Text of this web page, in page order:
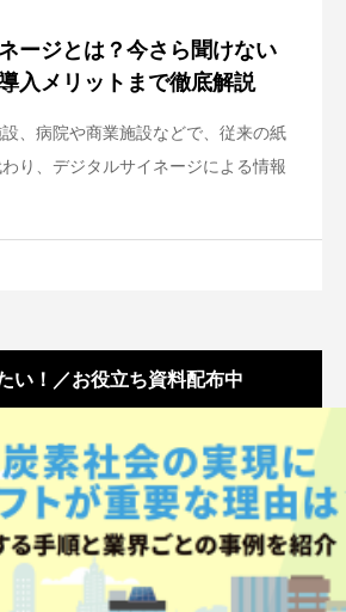
ージとは？今さら聞けない
入メリットまで徹底解説
、病院や商業施設などで、従来の紙
り、デジタルサイネージによる情報
い！／お役立ち資料配布中